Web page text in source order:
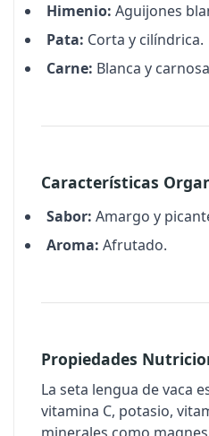
Himenio: Aguijones
Pata: Corta y cilíndrica.
Carne: Blanca y
Características
Sabor: Amargo y
Aroma: Afrutado.
Propiedades
La seta lengua de vaca
vitamina C, potasio,